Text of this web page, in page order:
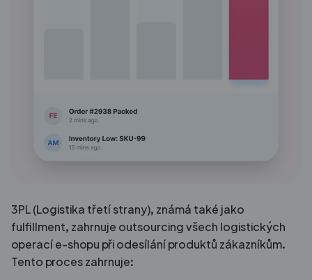
3PL (Logistika třetí strany), známá také jako
fulfillment, zahrnuje outsourcing všech logistických
operací e-shopu při odesílání produktů zákazníkům.
Tento proces zahrnuje: